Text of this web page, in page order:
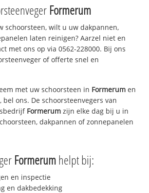
Formerum
schoorsteen, wilt u uw dakpannen,
laten reinigen? Aarzel niet en
met ons op via 0562-228000. Bij ons
of offerte snel en
met uw schoorsteen in Formerum en
ons. De schoorsteenvegers van
Formerum zijn elke dag bij u in
dakpannen of zonnepanelen
Formerumhelpt bij:
en inspectie
en dakbedekking